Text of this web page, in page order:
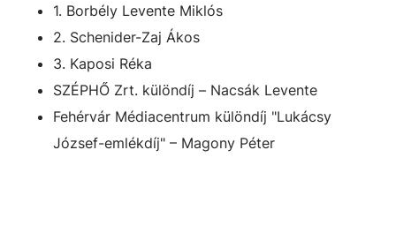
1. Borbély Levente Miklós
2. Schenider-Zaj Ákos
3. Kaposi Réka
SZÉPHŐ Zrt. különdíj – Nacsák Levente
Fehérvár Médiacentrum különdíj "Lukácsy
József-emlékdíj" – Magony Péter